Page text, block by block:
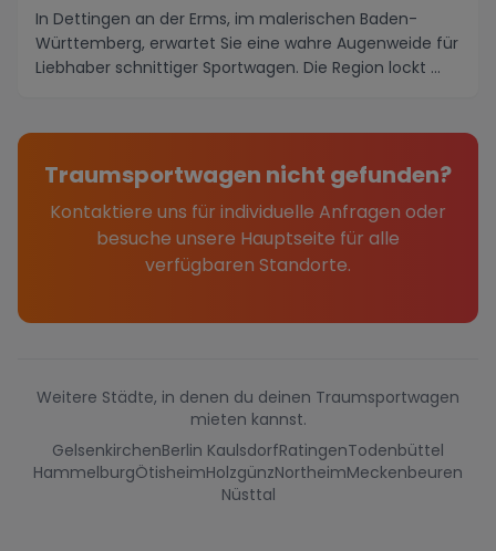
In Dettingen an der Erms, im malerischen Baden-
Württemberg, erwartet Sie eine wahre Augenweide für
Liebhaber schnittiger Sportwagen. Die Region lockt ...
Traumsportwagen nicht gefunden?
Kontaktiere uns für individuelle Anfragen oder
besuche unsere Hauptseite für alle
verfügbaren Standorte.
Weitere Städte, in denen du deinen Traumsportwagen
mieten kannst.
GelsenkirchenBerlin KaulsdorfRatingenTodenbüttel
HammelburgÖtisheimHolzgünzNortheimMeckenbeuren
Nüsttal